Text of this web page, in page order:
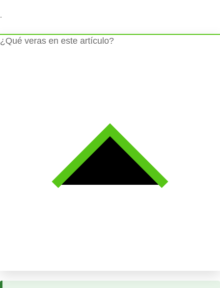
.
¿Qué veras en este artículo?